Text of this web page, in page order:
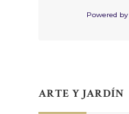
Powered by
ARTE Y JARDÍN